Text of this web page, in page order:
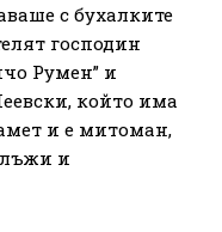
с бухалките
господин
Румен” и
който има
и е митоман,
лъжи и